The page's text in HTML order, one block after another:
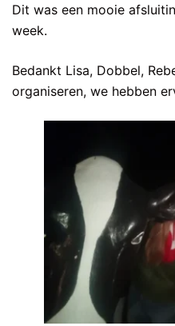
Dit was een mooie
week.
Bedankt Lisa, Dobbel,
organiseren, we hebben